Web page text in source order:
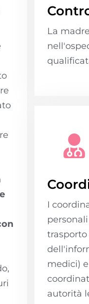
La
I
medici)
autorità